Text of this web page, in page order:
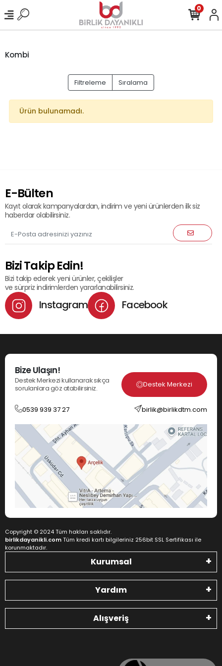
0
Kombi
Filtreleme Sıralama
Ürün bulunamadı.
E-Bülten
Kayıt olarak kampanyalardan, indirim ve yeni ürünlerden ilk siz
haberdar olabilirsiniz.
Bizi Takip Edin!
Bizi takip ederek yeni ürünler, çekilişler
ve sürpriz indirimlerden yararlanabilirsiniz.
Instagram Facebook
Bize Ulaşın!
Destek Merkezi kullanarak sıkça
sorulanlara göz atabilirsiniz.
Destek Merkezi
0539 939 37 27 birlik@birlikdtm.com
Copyright © 2024 Tüm hakları saklıdır.
birlikdayanikli.comTüm kredi kartı bilgileriniz 256bit SSL Sertifikası ile
korunmaktadır.
Kurumsal
Yardım
Alışveriş